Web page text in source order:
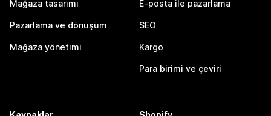
Mağaza tasarımı
Pazarlama ve dönüşüm
Mağaza yönetimi
E-posta ile pazarlama
SEO
Kargo
Para birimi ve çeviri